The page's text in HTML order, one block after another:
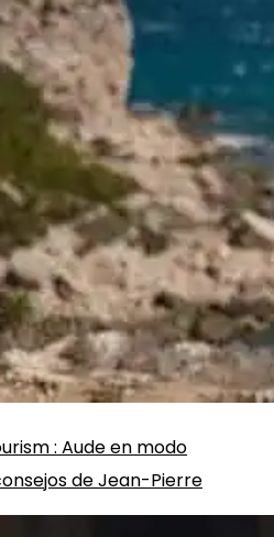
: Aude en modo
de Jean-Pierre